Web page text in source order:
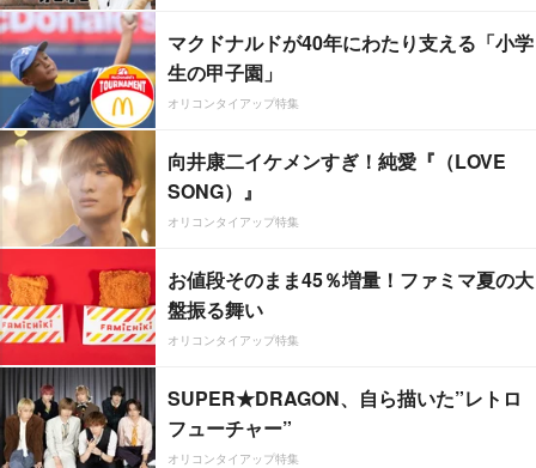
マクドナルドが40年にわたり支える「小学
生の甲子園」
オリコンタイアップ特集
向井康二イケメンすぎ！純愛『（LOVE
SONG）』
オリコンタイアップ特集
お値段そのまま45％増量！ファミマ夏の大
盤振る舞い
オリコンタイアップ特集
SUPER★DRAGON、自ら描いた”レトロ
フューチャー”
オリコンタイアップ特集